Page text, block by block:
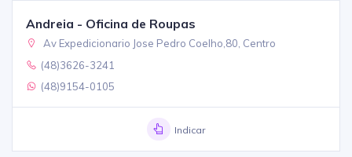
Andreia - Oficina de Roupas
Av Expedicionario Jose Pedro Coelho,80, Centro
(48)3626-3241
(48)9154-0105
Indicar